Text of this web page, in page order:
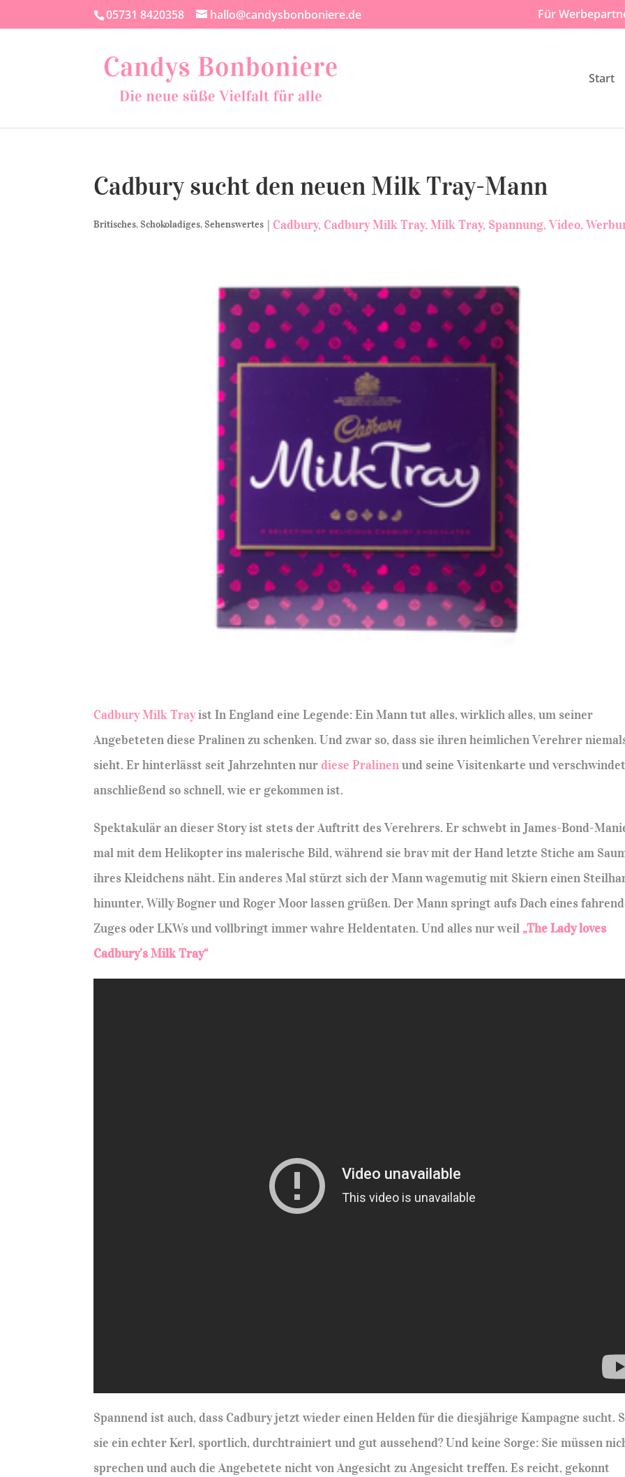
05731 8420358 hallo@candysbonboniere.de Für
Start
Cadbury sucht den neuen Milk Tray-Mann
Britisches,Schokoladiges,Sehenswertes | Cadbury Cadbury Milk Tray Milk Tray Spannung Video
Cadbury Milk Trayist In England eine Legende: Ein Mann tut alles, wirklich alles, um seiner
Angebeteten diese Pralinen zu schenken. Und zwar so, dass sie ihren heimlichen Verehrer
sieht. Er hinterlässt seit Jahrzehnten nurdiese Pralinenund seine Visitenkarte und verschwindet
anschließend so schnell, wie er gekommen ist.
Spektakulär an dieser Story ist stets der Auftritt des Verehrers. Er schwebt in James-Bond-
mal mit dem Helikopter ins malerische Bild, während sie brav mit der Hand letzte Stiche am
ihres Kleidchens näht. Ein anderes Mal stürzt sich der Mann wagemutig mit Skiern einen
hinunter, Willy Bogner und Roger Moor lassen grüßen. Der Mann springt aufs Dach eines
Zuges oder LKWs und vollbringt immer wahre Heldentaten. Und alles nur weil „The Lady loves
Cadbury’s Milk Tray“
Spannend ist auch, dass Cadbury jetzt wieder einen Helden für die diesjährige Kampagne sucht.
sie ein echter Kerl, sportlich, durchtrainiert und gut aussehend? Und keine Sorge: Sie müssen
sprechen und auch die Angebetete nicht von Angesicht zu Angesicht treffen. Es reicht, gekonnt